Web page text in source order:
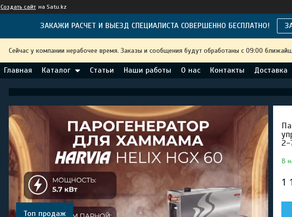
Создать сайт на Satu.kz
ЗАКАЖИ РАСЧЕТ И ВЫЕЗД СПЕЦИАЛИСТА СОВЕРШЕННО БЕСПЛАТНО!
Сейчас у компании нерабочее время. Заказы и сообщения будут обработаны с 09:00
Главная Каталог Статьи Наши работы О нас Контакты Доставка
Топ продаж
2-
В
1